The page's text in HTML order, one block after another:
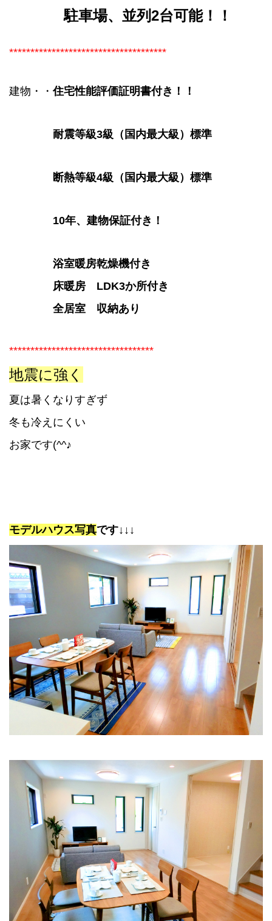
駐車場、並列2台可能！！
*************************************
建物 ・・住宅性能評価証明書付き！！
耐震等級3級（国内最大級）標準
断熱等級4級（国内最大級）標準
10年、建物保証付き！
浴室暖房乾燥機付き
床暖房 LDK3か所付き
全居室 収納あり
**********************************
地震に強く
夏は暑くなりすぎず
冬も冷えにくい
お家です(^^♪
モデルハウス写真です↓↓↓